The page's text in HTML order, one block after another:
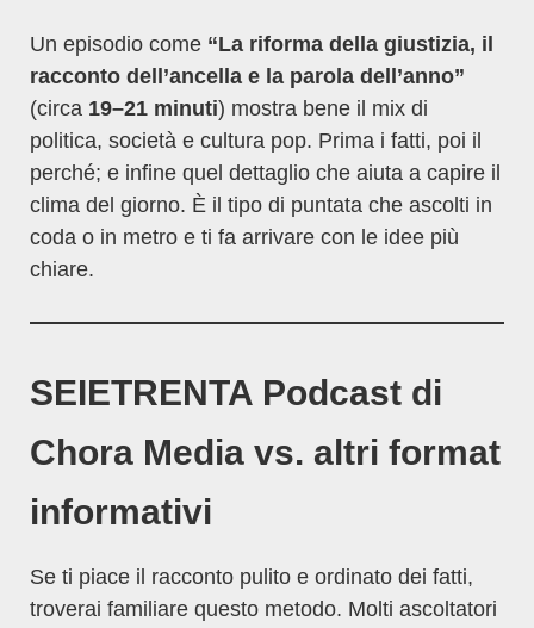
Un episodio come “La riforma della giustizia, il
racconto dell’ancella e la parola dell’anno”
(circa 19–21 minuti) mostra bene il mix di
politica, società e cultura pop. Prima i fatti, poi il
perché; e infine quel dettaglio che aiuta a capire il
clima del giorno. È il tipo di puntata che ascolti in
coda o in metro e ti fa arrivare con le idee più
chiare.
SEIETRENTA Podcast di
Chora Media vs. altri format
informativi
Se ti piace il racconto pulito e ordinato dei fatti,
troverai familiare questo metodo. Molti ascoltatori